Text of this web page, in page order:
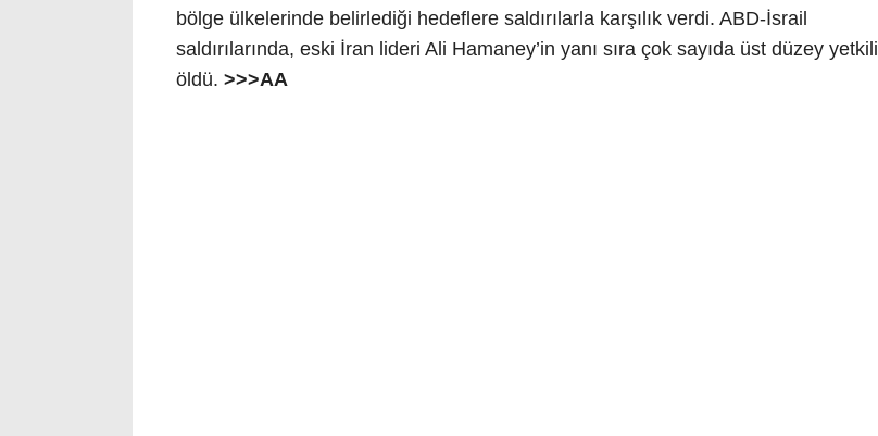
bölge ülkelerinde belirlediği hedeflere saldırılarla karşılık verdi. ABD-İsrail
saldırılarında, eski İran lideri Ali Hamaney’in yanı sıra çok sayıda üst düzey yetkili
öldü. >>>AA